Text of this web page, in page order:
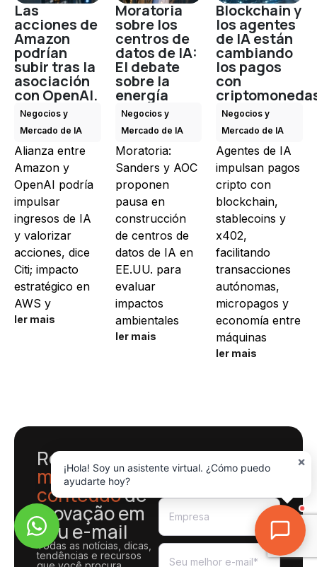
Las
acciones de
Amazon
podrían
subir tras la
asociación
con OpenAI.
Negocios y
Mercado de IA
Alianza entre
Amazon y
OpenAI podría
impulsar
ingresos de IA
y valorizar
acciones, dice
Citi; impacto
estratégico en
AWS y
ler mais
Moratoria
sobre los
centros de
datos de IA:
El debate
sobre la
energía
Negocios y
Mercado de IA
Moratoria:
Sanders y AOC
proponen
pausa en
construcción
de centros de
datos de IA en
EE.UU. para
evaluar
impactos
ambientales
ler mais
Blockchain y
los agentes
de IA están
cambiando
los pagos
con
Negocios y
Mercado de IA
Agentes de IA
impulsan pagos
cripto con
blockchain,
stablecoins y
x402,
facilitando
transacciones
autónomas,
micropagos y
economía entre
máquinas
ler mais
Receba o
melhor
conteúdode
inovação em
seu e-mail
Todas as notícias, dicas,
tendências e recursos
×
¡Hola! Soy un asistente virtual. ¿Cómo puedo
ayudarte hoy?